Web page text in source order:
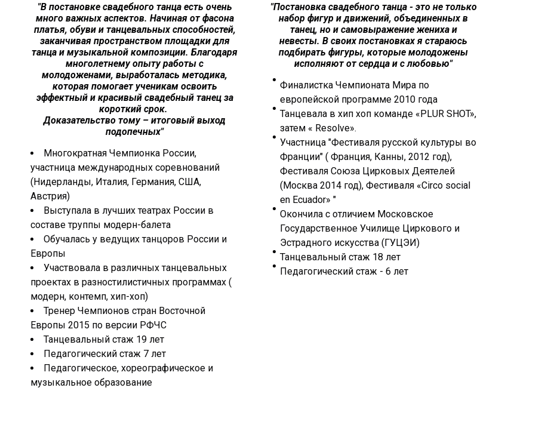
"В постановке свадебного танца есть очень
много важных аспектов. Начиная от фасона
платья, обуви и танцевальных способностей,
заканчивая пространством площадки для
танца и музыкальной композиции. Благодаря
многолетнему опыту работы с
молодоженами, выработалась методика,
которая помогает ученикам освоить
эффектный и красивый свадебный танец за
короткий срок.
Доказательство тому – итоговый выход
подопечных"
Многократная Чемпионка России,
участница международных соревнований
(Нидерланды, Италия, Германия, США,
Австрия)
Выступала в лучших театрах России в
составе труппы модерн-балета
Обучалась у ведущих танцоров России и
Европы
Участвовала в различных танцевальных
проектах в разностилистичных программах (
модерн, контемп, хип-хоп)
Тренер Чемпионов стран Восточной
Европы 2015 по версии РФЧС
Танцевальный стаж 19 лет
Педагогический стаж 7 лет
Педагогическое, хореографическое и
музыкальное образование
"Постановка свадебного танца - это не только
набор фигур и движений, объединенных в
танец, но и самовыражение жениха и
невесты. В своих постановках я стараюсь
подбирать фигуры, которые молодожены
исполняют от сердца и с любовью"
Финалистка Чемпионата Мира по
европейской программе 2010 года
Танцевала в хип хоп команде «PLUR SHOT»,
затем « Resolve».
Участница "Фестиваля русской культуры во
Франции" ( Франция, Канны, 2012 год),
Фестиваля Союза Цирковых Деятелей
(Москва 2014 год), Фестиваля «Circo social
en Ecuador» "
Окончила с отличием Московское
Государственное Училище Циркового и
Эстрадного искусства (ГУЦЭИ)
Танцевальный стаж 18 лет
Педагогический стаж - 6 лет